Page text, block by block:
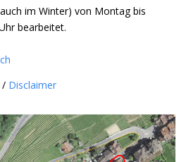
im Winter) von Montag bis
bearbeitet.
/ Disclaimer